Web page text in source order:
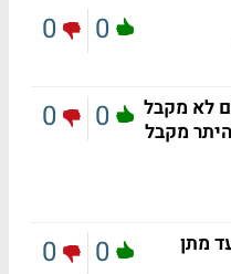
0
0
לא מקבל
ההיתר מקבל
0
0
מתן
0
0